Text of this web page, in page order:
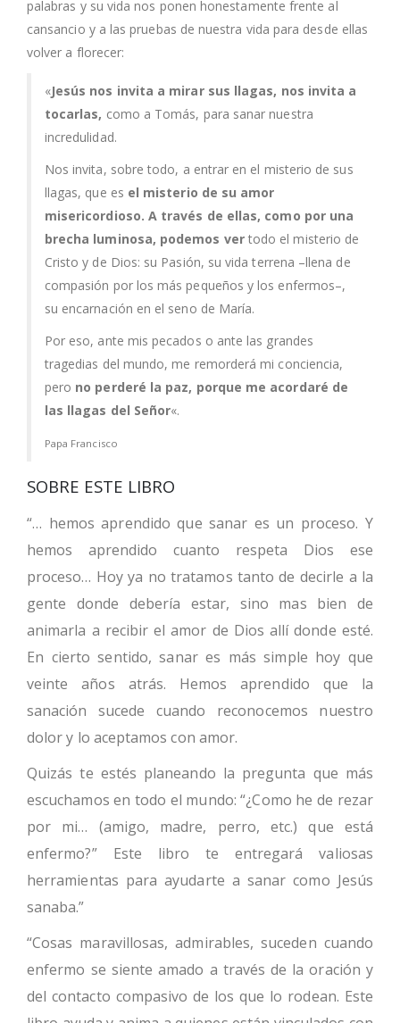
palabras y su vida nos ponen honestamente frente al
cansancio y a las pruebas de nuestra vida para desde ellas
volver a florecer:
«Jesús nos invita a mirar sus llagas, nos invita a
tocarlas, como a Tomás, para sanar nuestra
incredulidad.
Nos invita, sobre todo, a entrar en el misterio de sus
llagas, que es el misterio de su amor
misericordioso. A través de ellas, como por una
brecha luminosa, podemos vertodo el misterio de
Cristo y de Dios: su Pasión, su vida terrena –llena de
compasión por los más pequeños y los enfermos–,
su encarnación en el seno de María.
Por eso, ante mis pecados o ante las grandes
tragedias del mundo, me remorderá mi conciencia,
pero no perderé la paz, porque me acordaré de
las llagas del Señor«.
Papa Francisco
SOBRE ESTE LIBRO
“… hemos aprendido que sanar es un proceso. Y
hemos aprendido cuanto respeta Dios ese
proceso… Hoy ya no tratamos tanto de decirle a la
gente donde debería estar, sino mas bien de
animarla a recibir el amor de Dios allí donde esté.
En cierto sentido, sanar es más simple hoy que
veinte años atrás. Hemos aprendido que la
sanación sucede cuando reconocemos nuestro
dolor y lo aceptamos con amor.
Quizás te estés planeando la pregunta que más
escuchamos en todo el mundo: “¿Como he de rezar
por mi… (amigo, madre, perro, etc.) que está
enfermo?” Este libro te entregará valiosas
herramientas para ayudarte a sanar como Jesús
sanaba.”
“Cosas maravillosas, admirables, suceden cuando
enfermo se siente amado a través de la oración y
del contacto compasivo de los que lo rodean. Este